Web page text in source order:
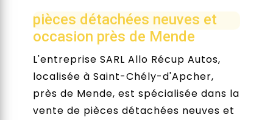
pièces détachées neuves et
occasion près de Mende
L'entreprise SARL Allo Récup Autos,
localisée à Saint-Chély-d'Apcher,
près de Mende, est spécialisée dans la
vente de pièces détachées neuves et